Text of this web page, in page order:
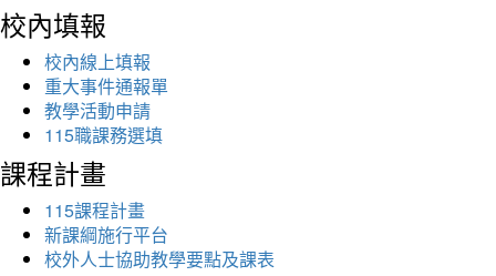
校內填報
校內線上填報
重大事件通報單
教學活動申請
115職課務選填
課程計畫
115課程計畫
新課綱施行平台
校外人士協助教學要點及課表